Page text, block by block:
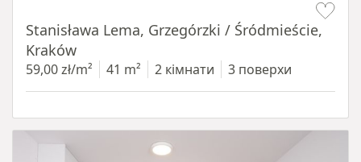
Stanisława Lema, Grzegórzki / Śródmieście,
Kraków
59,00 zł/m² 41 m² 2 кімнати 3 поверхи